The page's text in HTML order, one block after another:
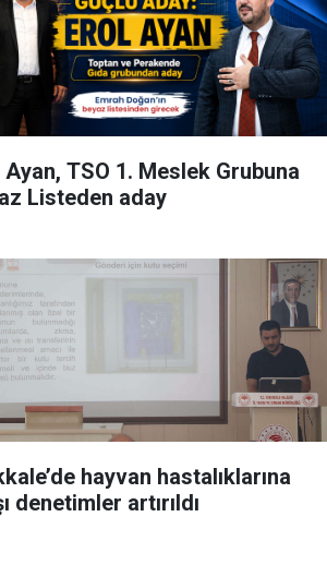
Ayan, TSO 1. Meslek Grubuna
Listeden aday
hayvan hastalıklarına
denetimler artırıldı